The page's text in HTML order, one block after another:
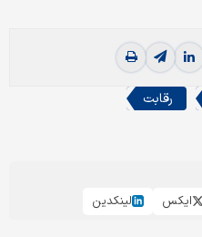
رقابت
ایکس لینکدین